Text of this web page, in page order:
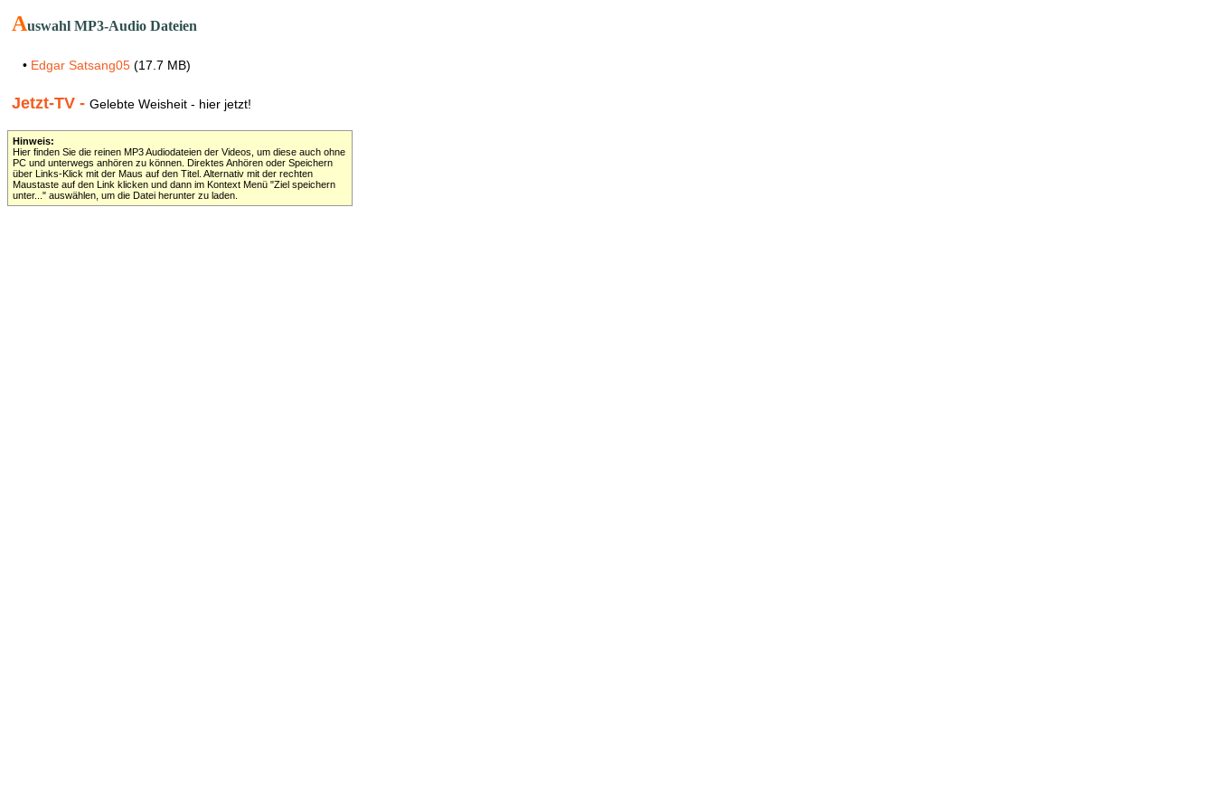
Auswahl MP3-Audio Dateien
• Edgar Satsang05 (17.7 MB)
Jetzt-TV - Gelebte Weisheit - hier jetzt!
Hinweis:
Hier finden Sie die reinen MP3 Audiodateien der Videos, um diese auch ohne
PC und unterwegs anhören zu können. Direktes Anhören oder Speichern
über Links-Klick mit der Maus auf den Titel. Alternativ mit der rechten
Maustaste auf den Link klicken und dann im Kontext Menü "Ziel speichern
unter..." auswählen, um die Datei herunter zu laden.